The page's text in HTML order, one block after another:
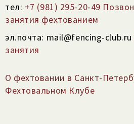
тел: +7 (981) 295-20-49
занятия фехтованием
эл.почта: mail@fencing-club.ru
занятия
О фехтовании в Санкт-
Фехтовальном Клубе